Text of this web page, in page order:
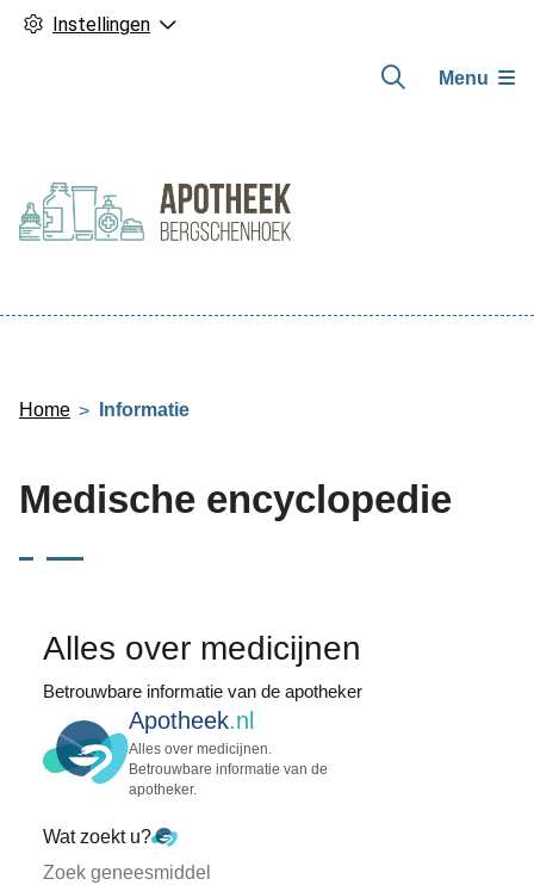
Instellingen
Menu
Home Informatie
Medische encyclopedie
Alles over medicijnen
Betrouwbare informatie van de apotheker
Apotheek.nl
Alles over medicijnen.
Betrouwbare informatie van de
apotheker.
Wat zoekt u?
Zoek geneesmiddel